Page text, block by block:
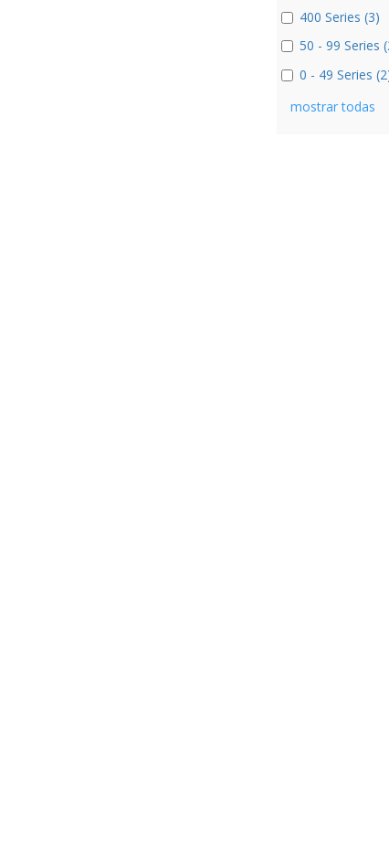
400 Series (3)
50 - 99 Series
0 - 49 Series
mostrar todas